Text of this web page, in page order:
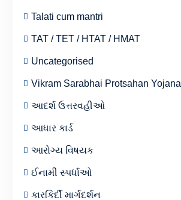
Talati cum mantri
TAT / TET / HTAT / HMAT
Uncategorised
Vikram Sarabhai Protsahan Yojana
આદર્શ ઉત્તરવહીઓ
આધાર કાર્ડ
આરોગ્ય વિષયક
ઈનામી સ્પર્ધાઓ
કારકિર્દી માર્ગદર્શન